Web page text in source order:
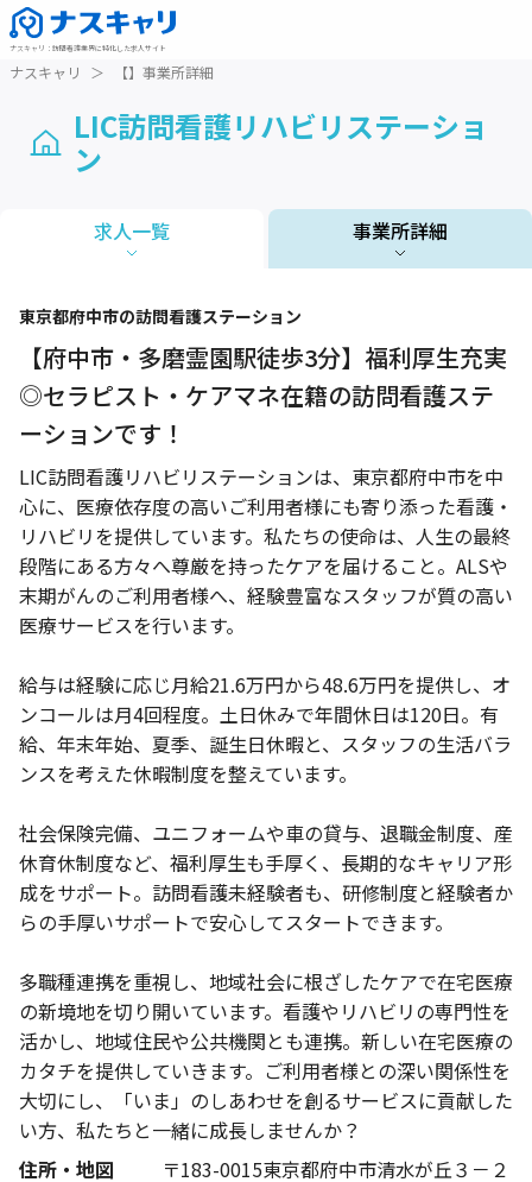
ナスキャリ ： 訪問看護業界に特化した求人サイト
ナスキャリ ＞ 【】事業所詳細
LIC訪問看護リハビリステーショ
ン
求人一覧 事業所詳細
1 / 1
東京都府中市の訪問看護ステーション
【府中市・多磨霊園駅徒歩3分】福利厚生充実
◎セラピスト・ケアマネ在籍の訪問看護ステ
ーションです！
LIC訪問看護リハビリステーションは、東京都府中市を中
心に、医療依存度の高いご利用者様にも寄り添った看護・
リハビリを提供しています。私たちの使命は、人生の最終
段階にある方々へ尊厳を持ったケアを届けること。ALSや
末期がんのご利用者様へ、経験豊富なスタッフが質の高い
医療サービスを行います。
給与は経験に応じ月給21.6万円から48.6万円を提供し、オ
ンコールは月4回程度。土日休みで年間休日は120日。有
給、年末年始、夏季、誕生日休暇と、スタッフの生活バラ
ンスを考えた休暇制度を整えています。
社会保険完備、ユニフォームや車の貸与、退職金制度、産
休育休制度など、福利厚生も手厚く、長期的なキャリア形
成をサポート。訪問看護未経験者も、研修制度と経験者か
らの手厚いサポートで安心してスタートできます。
多職種連携を重視し、地域社会に根ざしたケアで在宅医療
の新境地を切り開いています。看護やリハビリの専門性を
活かし、地域住民や公共機関とも連携。新しい在宅医療の
カタチを提供していきます。ご利用者様との深い関係性を
大切にし、「いま」のしあわせを創るサービスに貢献した
い方、私たちと一緒に成長しませんか？
住所・地図
〒183-0015東京都府中市清水が丘３－２